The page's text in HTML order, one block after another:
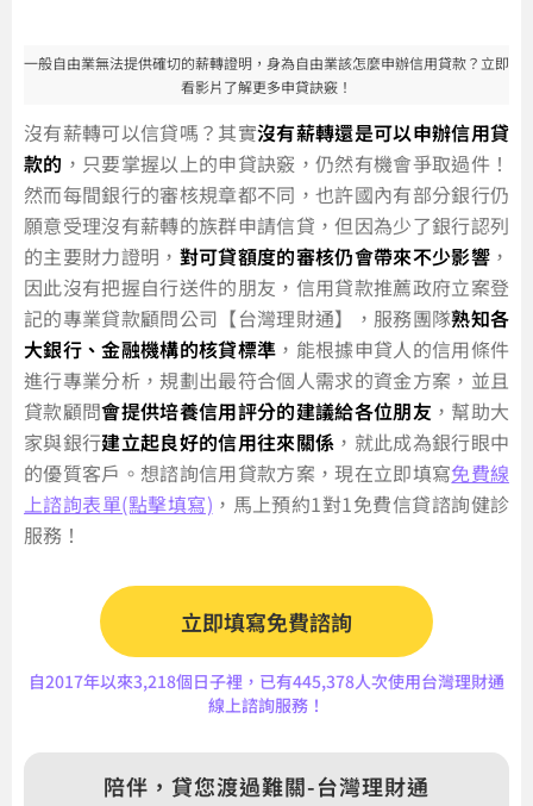
一般自由業無法提供確切的薪轉證明，身為自由業該怎麼申辦信用貸款？立即
看影片了解更多申貸訣竅！
沒有薪轉可以信貸嗎？其實沒有薪轉還是可以申辦信用貸
款的 ，只要掌握以上的申貸訣竅，仍然有機會爭取過件！
然而每間銀行的審核規章都不同，也許國內有部分銀行仍
願意受理沒有薪轉的族群申請信貸，但因為少了銀行認列
的主要財力證明， 對可貸額度的審核仍會帶來不少影響 ，
因此沒有把握自行送件的朋友，信用貸款推薦政府立案登
記的專業貸款顧問公司【台灣理財通】，服務團隊熟知各
大銀行、金融機構的核貸標準 ，能根據申貸人的信用條件
進行專業分析，規劃出最符合個人需求的資金方案，並且
貸款顧問會提供培養信用評分的建議給各位朋友 ，幫助大
家與銀行建立起良好的信用往來關係 ，就此成為銀行眼中
的優質客戶。想諮詢信用貸款方案，現在立即填寫免費線
上諮詢表單(點擊填寫) ，馬上預約1對1免費信貸諮詢健診
服務！
立即填寫免費諮詢
自2017年以來3,218個日子裡，已有445,378人次使用台灣理財通
線上諮詢服務！
陪伴，貸您渡過難關-台灣理財通